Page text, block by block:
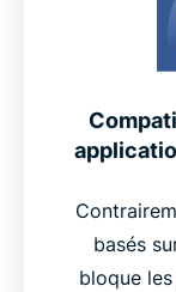
basés
bloque